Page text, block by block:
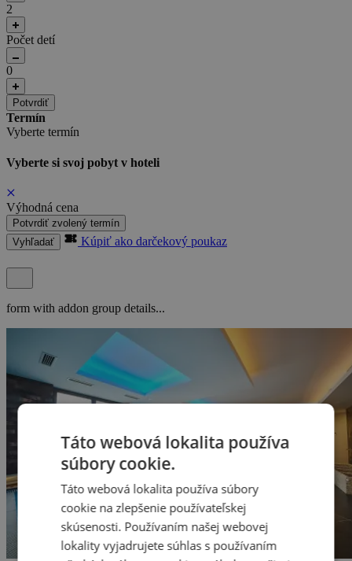
2
Počet detí
0
Potvrdiť
Termín
Vyberte termín
Vyberte si svoj pobyt v hoteli
Výhodná cena
Potvrdiť zvolený termín
Vyhľadať
Kúpiť ako darčekový poukaz
form with addon group details...
Táto webová lokalita používa
súbory cookie.
Táto webová lokalita používa súbory
cookie na zlepšenie používateľskej
skúsenosti. Používaním našej webovej
lokality vyjadrujete súhlas s používaním